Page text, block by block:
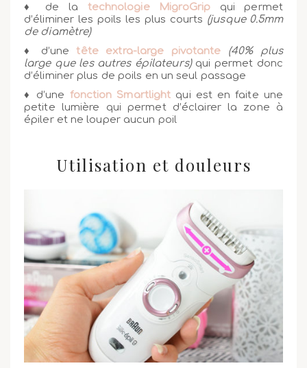
♦ de la technologie MigroGrip qui permet
d’éliminer les poils les plus courts (jusque 0.5mm
de diamètre)
♦ d’unetête extra-large pivotante
(40% plus
large que les autres épilateurs)qui permet donc
d’éliminer plus de poils en un seul passage
♦ d’une fonction Smartlight qui est en faite une
petite lumière qui permet d’éclairer la zone à
épiler et ne louper aucun poil
Utilisation et douleurs